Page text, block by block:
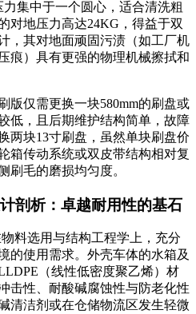
集中于一个圆心，适合清洗粗
对地压力高达24KG，得益于双
，其对地面顽固污渍（如工厂机
痕）具有更强的物理机械擦拭和
版仅需更换一块580mm的刷盘或
低，且后期维护结构简单，故障
两块13寸刷盘，虽然单块刷盘价
箱传动系统或双皮带结构相对复
刷毛的磨损均匀度。
剖析：卓越耐用性的基石
料选用与结构工程学上，充分
的使用需求。外壳车体的水箱及
（线性低密度聚乙烯）材
击性、耐酸碱腐蚀性与防老化性
清洁剂或在仓储物流区发生轻微